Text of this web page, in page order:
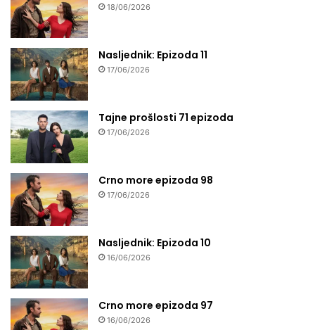
18/06/2026
Nasljednik: Epizoda 11
17/06/2026
Tajne prošlosti 71 epizoda
17/06/2026
Crno more epizoda 98
17/06/2026
Nasljednik: Epizoda 10
16/06/2026
Crno more epizoda 97
16/06/2026